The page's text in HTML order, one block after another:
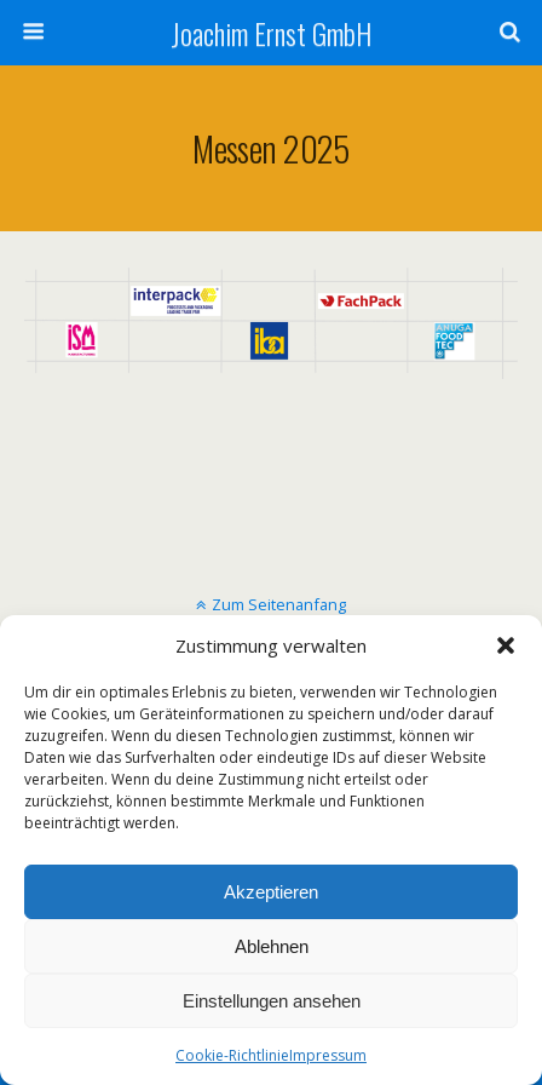
Zustimmung verwalten
Um dir ein optimales Erlebnis zu bieten, verwenden wir Technologien
wie Cookies, um Geräteinformationen zu speichern und/oder darauf
zuzugreifen. Wenn du diesen Technologien zustimmst, können wir
Daten wie das Surfverhalten oder eindeutige IDs auf dieser Website
verarbeiten. Wenn du deine Zustimmung nicht erteilst oder
zurückziehst, können bestimmte Merkmale und Funktionen
beeinträchtigt werden.
Akzeptieren
Ablehnen
Einstellungen ansehen
Cookie-RichtlinieImpressum
Joachim Ernst GmbH
Messen 2025
Zum Seitenanfang